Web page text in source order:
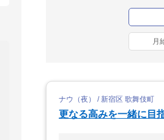
月
ナウ（夜） / 新宿区 歌舞伎町
更なる高みを一緒に目